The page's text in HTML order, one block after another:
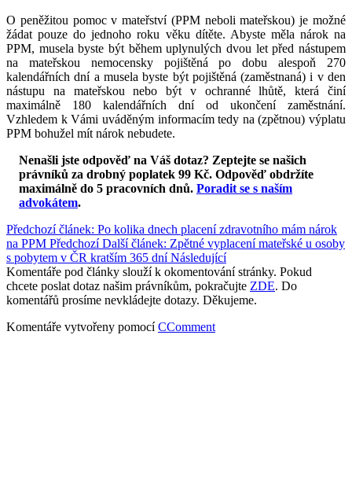
O peněžitou pomoc v mateřství (PPM neboli mateřskou) je možné
žádat pouze do jednoho roku věku dítěte. Abyste měla nárok na
PPM, musela byste být během uplynulých dvou let před nástupem
na mateřskou nemocensky pojištěná po dobu alespoň 270
kalendářních dní a musela byste být pojištěná (zaměstnaná) i v den
nástupu na mateřskou nebo být v ochranné lhůtě, která činí
maximálně 180 kalendářních dní od ukončení zaměstnání.
Vzhledem k Vámi uváděným informacím tedy na (zpětnou) výplatu
PPM bohužel mít nárok nebudete.
Nenašli jste odpověď na Váš dotaz? Zeptejte se našich
právníků za drobný poplatek 99 Kč. Odpověď obdržíte
maximálně do 5 pracovních dnů. Poradit se s naším
advokátem.
Předchozí článek: Po kolika dnech placení zdravotního mám nárok
na PPM Předchozí Další článek: Zpětné vyplacení mateřské u osoby
s pobytem v ČR kratším 365 dníNásledující
Komentáře pod články slouží k okomentování stránky. Pokud
chcete poslat dotaz našim právníkům, pokračujte ZDE. Do
komentářů prosíme nevkládejte dotazy. Děkujeme.
Komentáře vytvořeny pomocíCComment